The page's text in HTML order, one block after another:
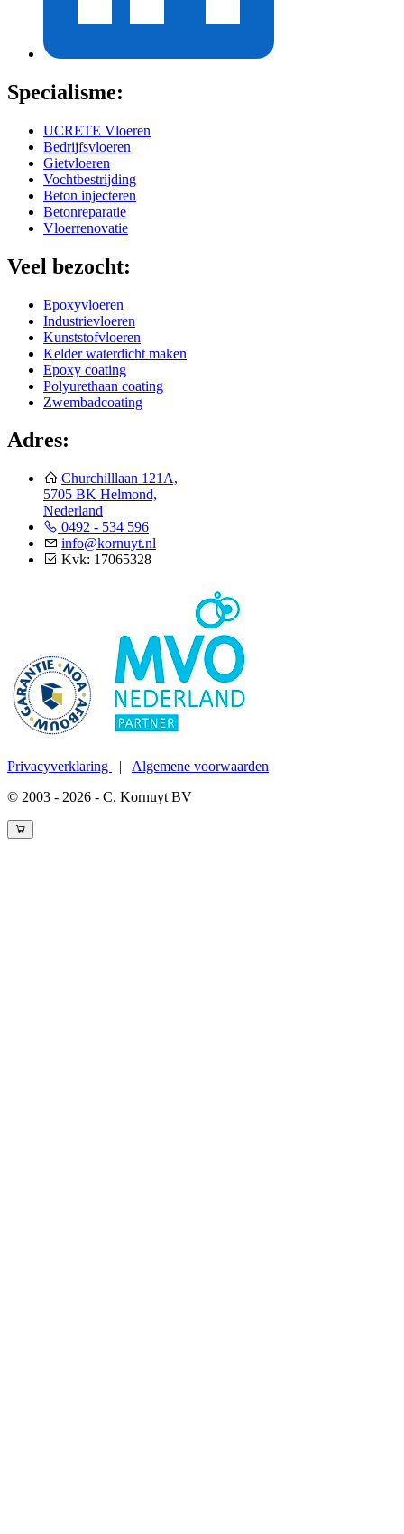
Specialisme:
UCRETE Vloeren
Bedrijfsvloeren
Gietvloeren
Vochtbestrijding
Beton injecteren
Betonreparatie
Vloerrenovatie
Veel bezocht:
Epoxyvloeren
Industrievloeren
Kunststofvloeren
Kelder waterdicht maken
Epoxy coating
Polyurethaan coating
Zwembadcoating
Adres:
Churchilllaan 121A,
5705 BK Helmond,
Nederland
0492 - 534 596
info@kornuyt.nl
Kvk: 17065328
Privacyverklaring | Algemene voorwaarden
© 2003 - 2026 - C. Kornuyt BV